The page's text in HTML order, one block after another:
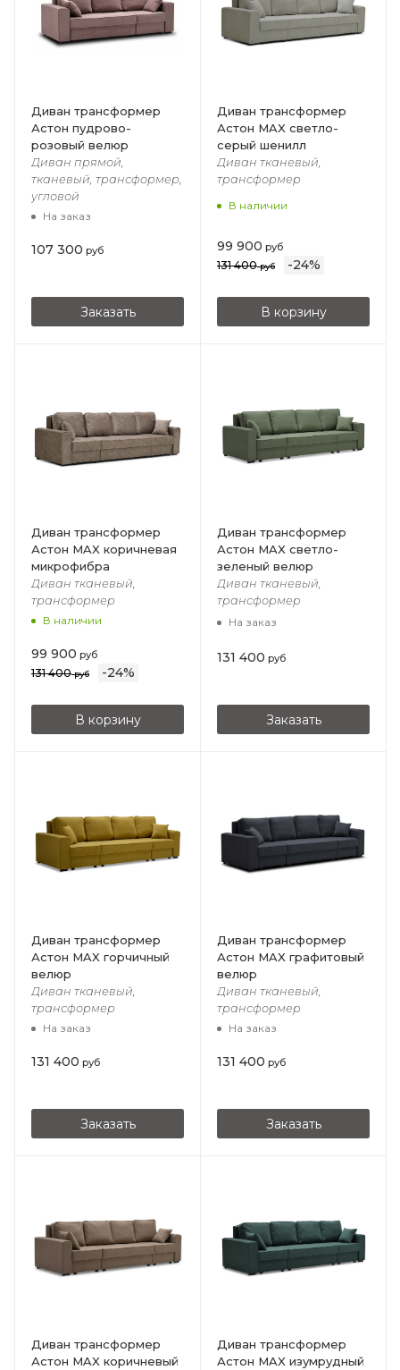
Диван трансформер
Астон пудрово-
розовый велюр
Диван прямой,
тканевый, трансформер,
угловой
На заказ
107 300 руб
Заказать
Диван трансформер
Астон MAX светло-
серый шенилл
Диван тканевый,
трансформер
В наличии
99 900 руб
131 400руб -24%
В корзину
Диван трансформер
Астон MAX коричневая
микрофибра
Диван тканевый,
трансформер
В наличии
99 900 руб
131 400руб -24%
В корзину
Диван трансформер
Астон MAX светло-
зеленый велюр
Диван тканевый,
трансформер
На заказ
131 400 руб
Заказать
Диван трансформер
Астон MAX горчичный
велюр
Диван тканевый,
трансформер
На заказ
131 400 руб
Заказать
Диван трансформер
Астон MAX графитовый
велюр
Диван тканевый,
трансформер
На заказ
131 400 руб
Заказать
Диван трансформер
Астон MAX коричневый
Диван трансформер
Астон MAX изумрудный